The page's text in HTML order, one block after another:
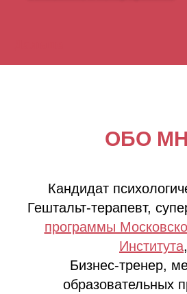
ОБО
Кандидат
Гештальт-терапевт,
программы
Института,
Бизнес-тренер,
образовательных